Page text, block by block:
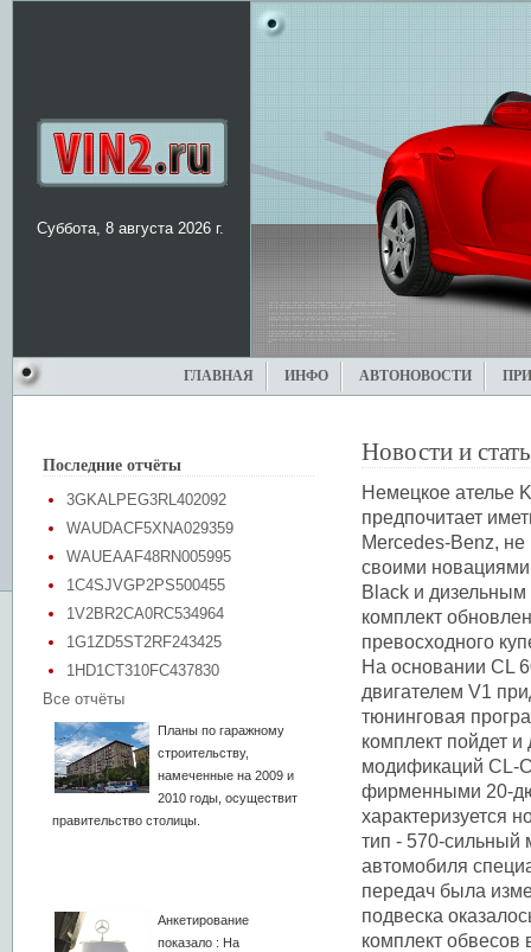
Суббота, 8 августа 2026 г.
ГЛАВНАЯ ИНФО АВТОНОВОСТИ
Последние отчёты
3GKALPEG3RL402092
WAUDACF5XNA029359
WAUEAAF48RN005995
1C4SJVGP2PS500455
1V2BR2CA0RC534964
1G1ZD5ST2RF243425
1HD1CT310FC437830
Все отчёты
Планы по гаражному
строительству,
намеченные на 2009 и
2010 годы, осуществит
правительство столицы.
Анкетирование
показало : На
Новости и
Немецкое ателье
предпочитает
Mercedes-Benz,
своими
Black и
комплект
превосходного
На основании CL
двигателем V1
тюнинговая
комплект пойдет
модификаций CL-
фирменными 20-
характеризуется
тип - 570-
автомобиля
передач была
подвеска
комплект обвесов